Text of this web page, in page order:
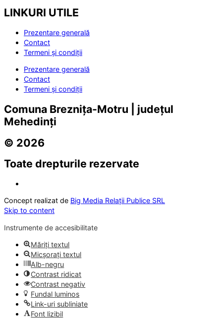
LINKURI UTILE
Prezentare generală
Contact
Termeni și condiții
Prezentare generală
Contact
Termeni și condiții
Comuna Breznița-Motru | județul
Mehedinți
© 2026
Toate drepturile rezervate
Concept realizat de Big Media Relații Publice SRL
Skip to content
Instrumente de accesibilitate
Măriți textul
Micșorați textul
Alb-negru
Contrast ridicat
Contrast negativ
Fundal luminos
Link-uri subliniate
Font lizibil